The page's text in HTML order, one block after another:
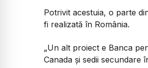
Potrivit acestuia, o parte
fi realizată în România.
„Un alt proiect e Banca
Canada și sedii secundare